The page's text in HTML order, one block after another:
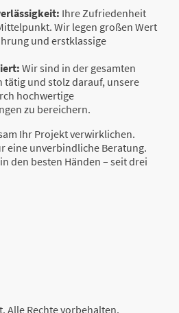
Ihre Zufriedenheit
Wir legen großen Wert
und erstklassige
Wir sind in der gesamten
tätig und stolz darauf, unsere
hochwertige
zu bereichern.
Ihr Projekt verwirklichen.
eine unverbindliche Beratung.
den besten Händen – seit drei
Alle Rechte vorbehalten.